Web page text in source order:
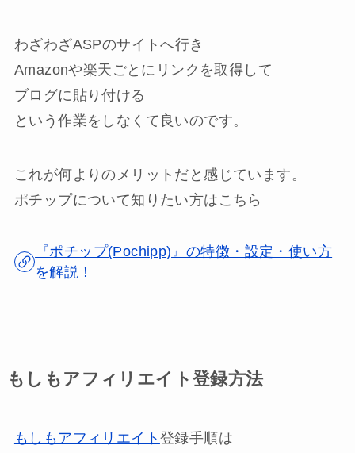
わざわざASPのサイトへ行き
Amazonや楽天ごとにリンクを取得して
ブログに貼り付ける
という作業をしなくて良いのです。
これが何よりのメリットだと感じています。
ポチップについて知りたい方はこちら
『ポチップ(Pochipp)』の特徴・設定・使い方
を解説！
もしもアフィリエイト登録方法
もしもアフィリエイト 登録手順は